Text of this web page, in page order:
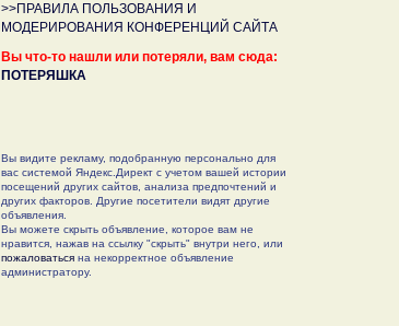
>>ПРАВИЛА ПОЛЬЗОВАНИЯ И
МОДЕРИРОВАНИЯ КОНФЕРЕНЦИЙ САЙТА
Вы что-то нашли или потеряли, вам сюда:
ПОТЕРЯШКА
Вы видите рекламу, подобранную персонально для
вас системой Яндекс.Директ с учетом вашей истории
посещений других сайтов, анализа предпочтений и
других факторов. Другие посетители видят другие
объявления.
Вы можете скрыть объявление, которое вам не
нравится, нажав на ссылку "скрыть" внутри него, или
пожаловатьсяна некорректное объявление
администратору.